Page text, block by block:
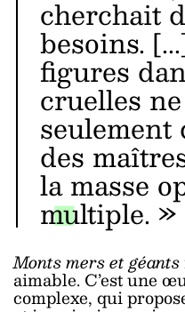
cherchait
besoins.
figures
cruelles
seulement
des
la masse
multiple. »
Monts mers et géants
aimable. C’est une
complexe, qui